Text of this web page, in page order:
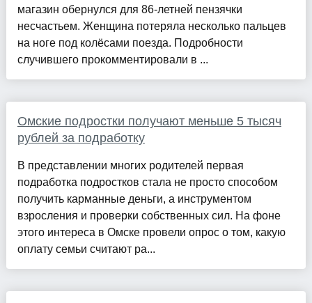
магазин обернулся для 86-летней пензячки
несчастьем. Женщина потеряла несколько пальцев
на ноге под колёсами поезда. Подробности
случившего прокомментировали в ...
Омские подростки получают меньше 5 тысяч
рублей за подработку
В представлении многих родителей первая
подработка подростков стала не просто способом
получить карманные деньги, а инструментом
взросления и проверки собственных сил. На фоне
этого интереса в Омске провели опрос о том, какую
оплату семьи считают ра...